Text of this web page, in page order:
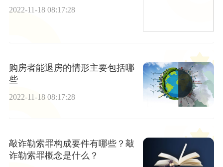
2022-11-18 08:17:28
购房者能退房的情形主要包括哪
些
2022-11-18 08:17:28
敲诈勒索罪构成要件有哪些？敲
诈勒索罪概念是什么？